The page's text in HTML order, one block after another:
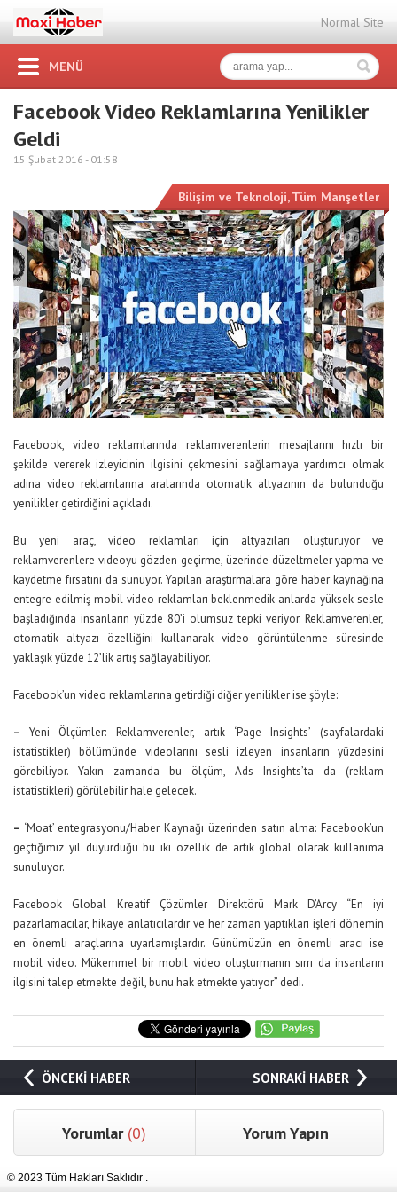
Normal Site
MENÜ
Facebook Video Reklamlarına Yenilikler
Geldi
15 Şubat 2016 - 01:58
Bilişim ve Teknoloji,Tüm Manşetler
Facebook, video reklamlarında reklamverenlerin mesajlarını hızlı bir
şekilde vererek izleyicinin ilgisini çekmesini sağlamaya yardımcı olmak
adına video reklamlarına aralarında otomatik altyazının da bulunduğu
yenilikler getirdiğini açıkladı.
Bu yeni araç, video reklamları için altyazıları oluşturuyor ve
reklamverenlere videoyu gözden geçirme, üzerinde düzeltmeler yapma ve
kaydetme fırsatını da sunuyor. Yapılan araştırmalara göre haber kaynağına
entegre edilmiş mobil video reklamları beklenmedik anlarda yüksek sesle
başladığında insanların yüzde 80’i olumsuz tepki veriyor. Reklamverenler,
otomatik altyazı özelliğini kullanarak video görüntülenme süresinde
yaklaşık yüzde 12’lik artış sağlayabiliyor.
Facebook’un video reklamlarına getirdiği diğer yenilikler ise şöyle:
– Yeni Ölçümler: Reklamverenler, artık ‘Page Insights’ (sayfalardaki
istatistikler) bölümünde videolarını sesli izleyen insanların yüzdesini
görebiliyor. Yakın zamanda bu ölçüm, Ads Insights’ta da (reklam
istatistikleri) görülebilir hale gelecek.
– ‘Moat’ entegrasyonu/Haber Kaynağı üzerinden satın alma: Facebook’un
geçtiğimiz yıl duyurduğu bu iki özellik de artık global olarak kullanıma
sunuluyor.
Facebook Global Kreatif Çözümler Direktörü Mark D’Arcy “En iyi
pazarlamacılar, hikaye anlatıcılardır ve her zaman yaptıkları işleri dönemin
en önemli araçlarına uyarlamışlardır. Günümüzün en önemli aracı ise
mobil video. Mükemmel bir mobil video oluşturmanın sırrı da insanların
ilgisini talep etmekte değil, bunu hak etmekte yatıyor” dedi.
ÖNCEKİ HABER SONRAKİ HABER
Yorumlar (0) Yorum Yapın
© 2023 Tüm Hakları Saklıdır .